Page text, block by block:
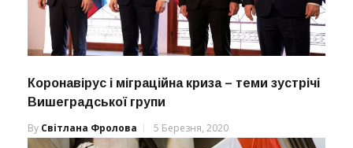
Коронавірус і міграційна криза – теми зустрічі
Вишеградської групи
By Світлана Фролова 5 Березня, 2020